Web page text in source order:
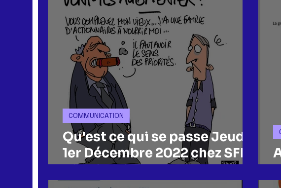
Qu'est ce qui se passe Jeudi
1er Décembre 2022 chez SFR
Distribution !!!
COMMUNICATION